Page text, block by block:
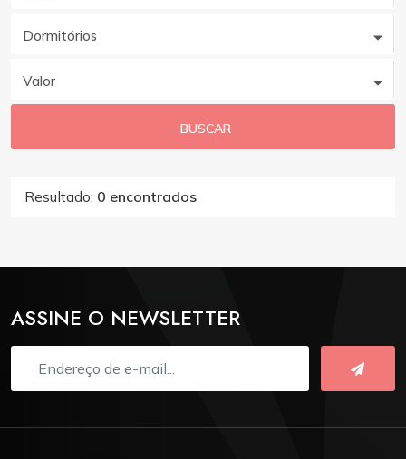
Dormitórios
Valor
BUSCAR
Resultado: 0 encontrados
ASSINE O NEWSLETTER